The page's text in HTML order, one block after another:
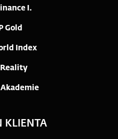
I.
Gold
Index
Reality
KLIENTA